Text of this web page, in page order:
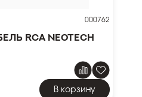
000762
RCA NEOTECH
В корзину